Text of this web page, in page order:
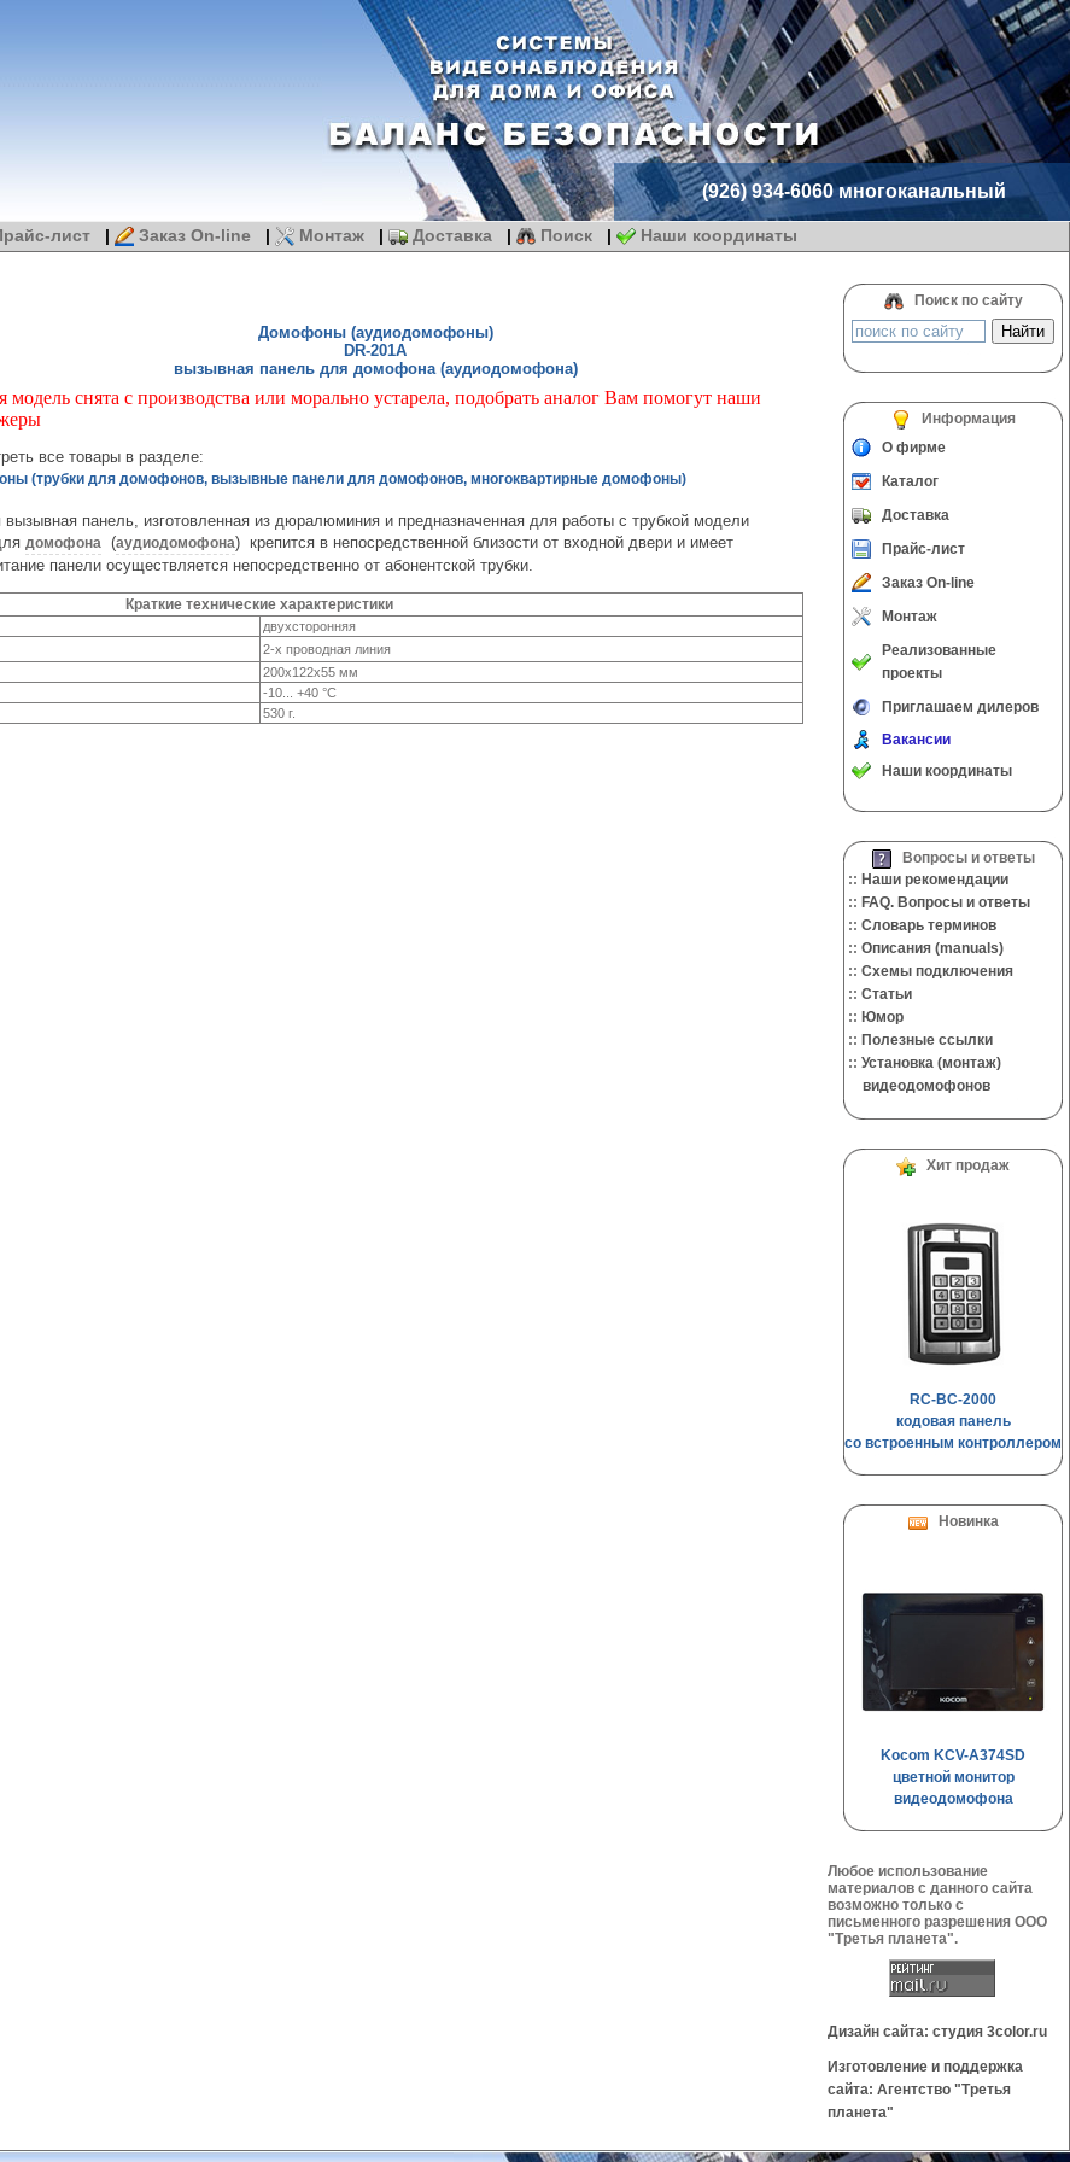
(926) 934-6060 многоканальный
лист | Заказ On-line | Монтаж | Доставка | Поиск | Наши координаты
Домофоны (аудиодомофоны)
DR-201A
вызывная панель для домофона (аудиодомофона)
модель снята с производства или морально устарела, подобрать аналог Вам помогут наши
все товары в разделе:
(трубки для домофонов, вызывные панели для домофонов, многоквартирные домофоны)
вызывная панель, изготовленная из дюралюминия и предназначенная для работы с трубкой модели
домофона (аудиодомофона) крепится в непосредственной близости от входной двери и имеет
панели осуществляется непосредственно от абонентской трубки.
Краткие технические характеристики
двухсторонняя
2-х проводная линия
200x122x55 мм
-10... +40 °С
530 г.
Поиск по сайту
Информация
О фирме
Каталог
Доставка
Прайс-лист
Заказ On-line
Монтаж
Реализованные
проекты
Приглашаем дилеров
Вакансии
Наши координаты
Вопросы и ответы
:: Наши рекомендации
:: FAQ. Вопросы и ответы
:: Словарь терминов
:: Описания (manuals)
:: Cхемы подключения
:: Cтатьи
:: Юмор
:: Полезные ссылки
:: Установка (монтаж)
видеодомофонов
Хит продаж
RC-BC-2000
кодовая панель
со встроенным контроллером
Новинка
Kocom KCV-A374SD
цветной монитор
видеодомофона
Любое использование
материалов с данного сайта
возможно только с
письменного разрешения OOO
"Третья планета".
Дизайн сайта: студия 3color.ru
Изготовление и поддержка
сайта: Агентство "Третья
планета"